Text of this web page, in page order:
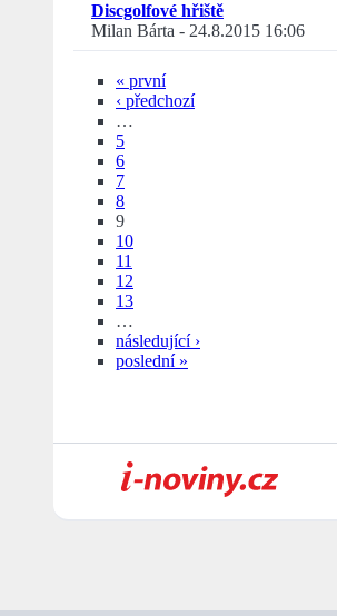
Discgolfové hřiště
Milan Bárta - 24.8.2015 16:06
« první
‹ předchozí
…
5
6
7
8
9
10
11
12
13
…
následující ›
poslední »